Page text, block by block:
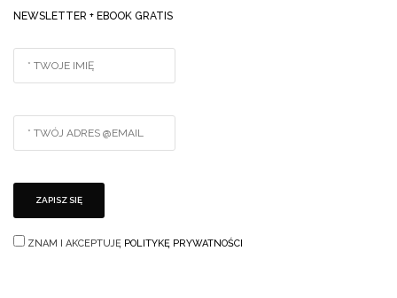
NEWSLETTER + EBOOK GRATIS
ZNAM I AKCEPTUJĘ POLITYKĘ PRYWATNOŚCI